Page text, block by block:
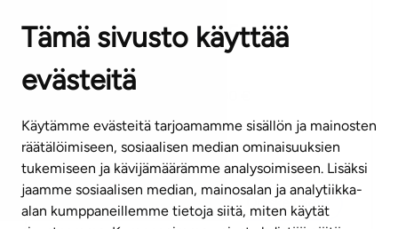
Tämä sivusto käyttää
evästeitä
Käytämme evästeitä tarjoamamme sisällön ja mainosten
räätälöimiseen, sosiaalisen median ominaisuuksien
tukemiseen ja kävijämäärämme analysoimiseen. Lisäksi
jaamme sosiaalisen median, mainosalan ja analytiikka-
alan kumppaneillemme tietoja siitä, miten käytät
Neliö |4h+kt+s| 94,5 m²
Asumisoikeusmaksu
Kerrostalo
Valmistumisvuosi
2026
Vapaa
Vastike 0 € 31.8.2026 asti Opiskelijaetu